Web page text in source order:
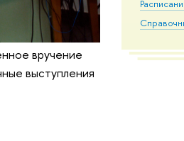
вручение
выступления